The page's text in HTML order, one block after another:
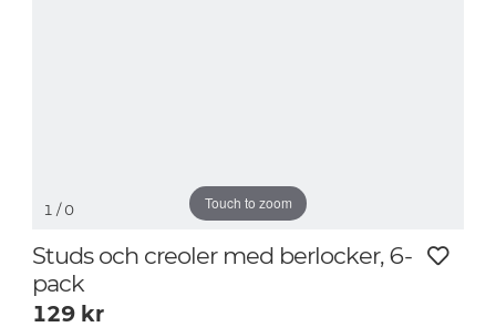
Touch to zoom
1 / 0
Studs och creoler med berlocker, 6-
pack
129 kr